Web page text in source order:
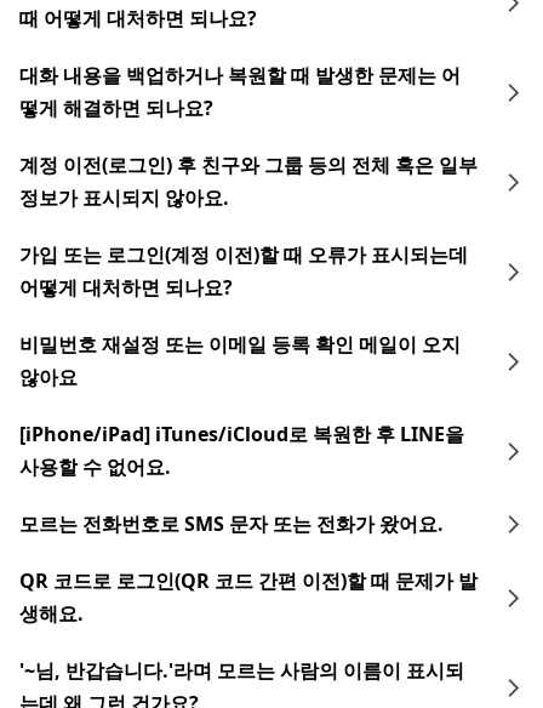
때 어떻게 대처하면 되나요?
대화 내용을 백업하거나 복원할 때 발생한 문제는 어
떻게 해결하면 되나요?
계정 이전(로그인) 후 친구와 그룹 등의 전체 혹은 일부
정보가 표시되지 않아요.
가입 또는 로그인(계정 이전)할 때 오류가 표시되는데
어떻게 대처하면 되나요?
비밀번호 재설정 또는 이메일 등록 확인 메일이 오지
않아요
[iPhone/iPad] iTunes/iCloud로 복원한 후 LINE을
사용할 수 없어요.
모르는 전화번호로 SMS 문자 또는 전화가 왔어요.
QR 코드로 로그인(QR 코드 간편 이전)할 때 문제가 발
생해요.
'~님, 반갑습니다.'라며 모르는 사람의 이름이 표시되